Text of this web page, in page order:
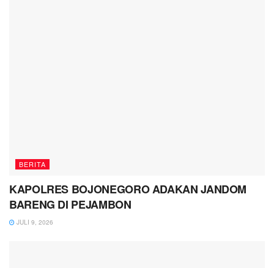
BERITA
KAPOLRES BOJONEGORO ADAKAN JANDOM
BARENG DI PEJAMBON
JULI 9, 2026